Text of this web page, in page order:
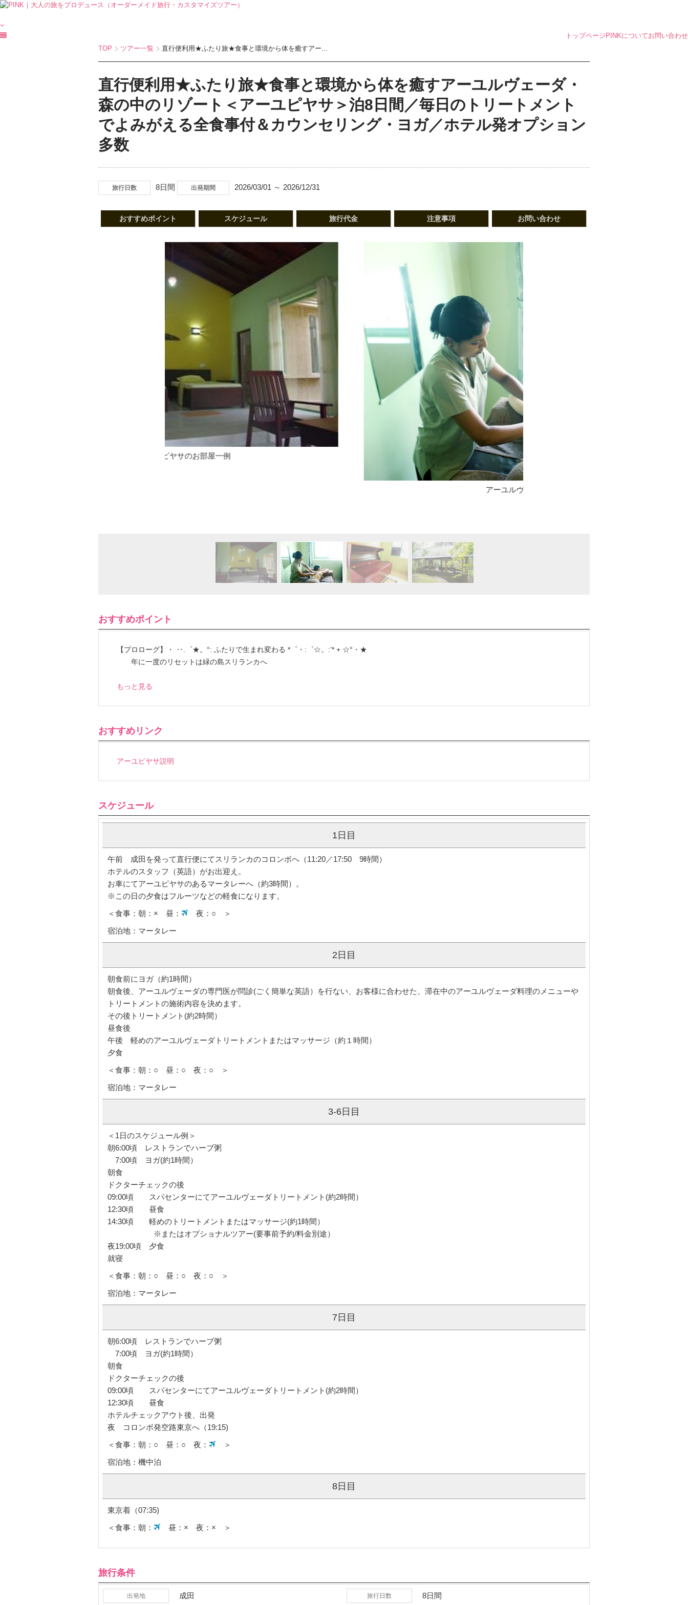
トップページ PINKについてお問い合わせ
TOP
ツアー一覧 直行便利用★ふたり旅★食事と環境から体を癒すアー...
直行便利用★ふたり旅★食事と環境から体を癒すアーユルヴェーダ・
森の中のリゾート＜アーユピヤサ＞泊8日間／毎日のトリートメント
でよみがえる全食事付＆カウンセリング・ヨガ／ホテル発オプション
多数
旅行日数 8日間 出発期間 2026/03/01 ～ 2026/12/31
おすすめポイント スケジュール 旅行代金 注意事項 お問い合わせ
おすすめポイント
【プロローグ】・ ‥.゜★。°: ふたりで生まれ変わる *゜・:゜☆。:’* + ☆°・★
年に一度のリセットは緑の島スリランカへ
もっと見る
おすすめリンク
アーユピヤサ説明
スケジュール
1日目
午前 成田を発って直行便にてスリランカのコロンボへ（11:20／17:50 9時間）
ホテルのスタッフ（英語）がお出迎え。
お車にてアーユピヤサのあるマータレーへ（約3時間）。
※この日の夕食はフルーツなどの軽食になります。
＜食事：朝：× 昼：
夜：○ ＞
宿泊地：マータレー
2日目
朝食前にヨガ（約1時間）
朝食後、アーユルヴェーダの専門医が問診(ごく簡単な英語）を行ない、お客様に合わせた、滞在中のアーユルヴェーダ料理のメニューや
トリートメントの施術内容を決めます。
その後トリートメント(約2時間）
昼食後
午後 軽めのアーユルヴェーダトリートメントまたはマッサージ（約１時間）
夕食
＜食事：朝：○ 昼：○ 夜：○ ＞
宿泊地：マータレー
3-6日目
＜1日のスケジュール例＞
朝6:00頃 レストランでハーブ粥
7:00頃 ヨガ(約1時間）
朝食
ドクターチェックの後
09:00頃 スパセンターにてアーユルヴェーダトリートメント(約2時間）
12:30頃 昼食
14:30頃 軽めのトリートメントまたはマッサージ(約1時間）
※またはオプショナルツアー(要事前予約/料金別途）
夜19:00頃 夕食
就寝
＜食事：朝：○ 昼：○ 夜：○ ＞
宿泊地：マータレー
7日目
朝6:00頃 レストランでハーブ粥
7:00頃 ヨガ(約1時間）
朝食
ドクターチェックの後
09:00頃 スパセンターにてアーユルヴェーダトリートメント(約2時間）
12:30頃 昼食
ホテルチェックアウト後、出発
夜 コロンボ発空路東京へ（19:15)
＜食事：朝：○ 昼：○ 夜：
＞
宿泊地：機中泊
8日目
東京着（07:35)
＜食事：朝：
昼：× 夜：× ＞
旅行条件
出発地 成田 旅行日数 8日間